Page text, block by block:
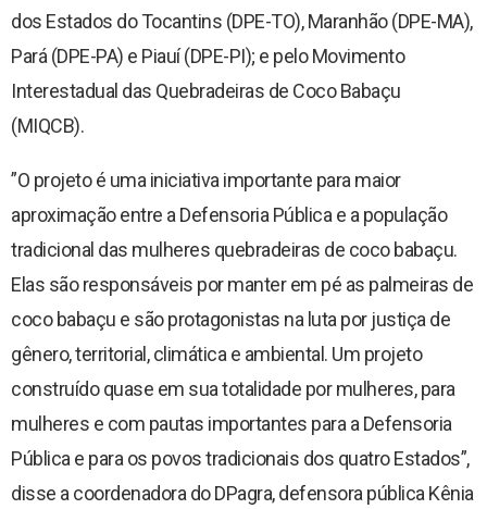
dos Estados do Tocantins (DPE-TO), Maranhão (DPE-MA),
Pará (DPE-PA) e Piauí (DPE-PI); e pelo Movimento
Interestadual das Quebradeiras de Coco Babaçu
(MIQCB).
”O projeto é uma iniciativa importante para maior
aproximação entre a Defensoria Pública e a população
tradicional das mulheres quebradeiras de coco babaçu.
Elas são responsáveis por manter em pé as palmeiras de
coco babaçu e são protagonistas na luta por justiça de
gênero, territorial, climática e ambiental. Um projeto
construído quase em sua totalidade por mulheres, para
mulheres e com pautas importantes para a Defensoria
Pública e para os povos tradicionais dos quatro Estados”,
disse a coordenadora do DPagra, defensora pública Kênia